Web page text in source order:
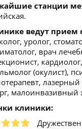
станции
ведут
уролог,
врач
(окулист),
лазерный
малоинвазивный
клиники: